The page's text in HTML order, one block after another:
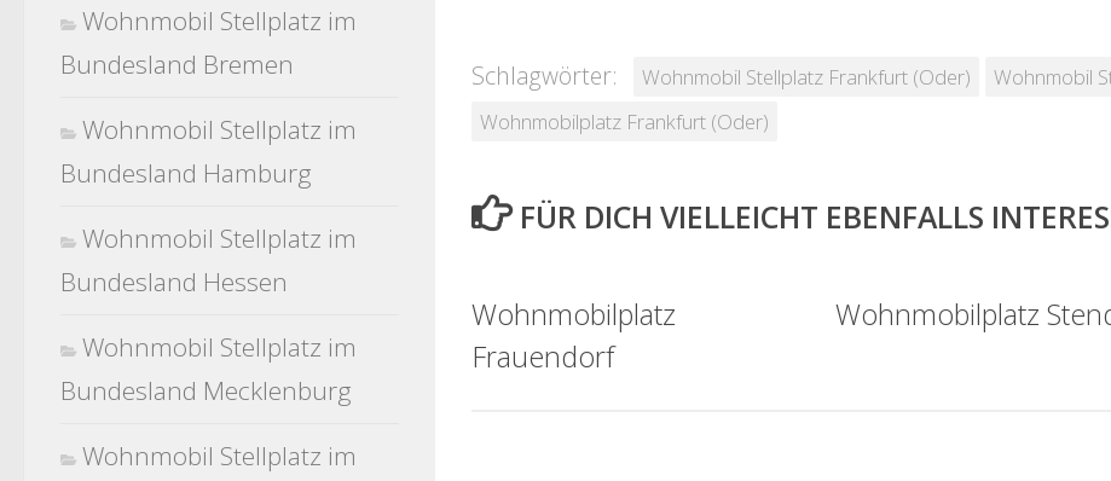
Schlagwörter: Wohnmobil Stellplatz Frankfurt (Oder)
Wohnmobil
Wohnmobilplatz Frankfurt (Oder)
FÜR DICH VIELLEICHT EBENFALLS
Wohnmobilplatz
Frauendorf
Wohnmobilplatz
Wohnmobil Stellplatz im
Bundesland Bremen
Wohnmobil Stellplatz im
Bundesland Hamburg
Wohnmobil Stellplatz im
Bundesland Hessen
Wohnmobil Stellplatz im
Bundesland Mecklenburg
Wohnmobil Stellplatz im